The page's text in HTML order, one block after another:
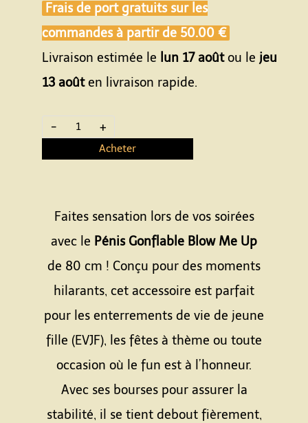
Frais de port gratuits sur les
commandes à partir de 50.00 €
Livraison estimée le lun 17 aoûtou le jeu
13 aoûten livraison rapide.
- +
Acheter
Faites sensation lors de vos soirées
avec le Pénis Gonflable Blow Me Up
de 80 cm ! Conçu pour des moments
hilarants, cet accessoire est parfait
pour les enterrements de vie de jeune
fille (EVJF), les fêtes à thème ou toute
occasion où le fun est à l’honneur.
Avec ses bourses pour assurer la
stabilité, il se tient debout fièrement,